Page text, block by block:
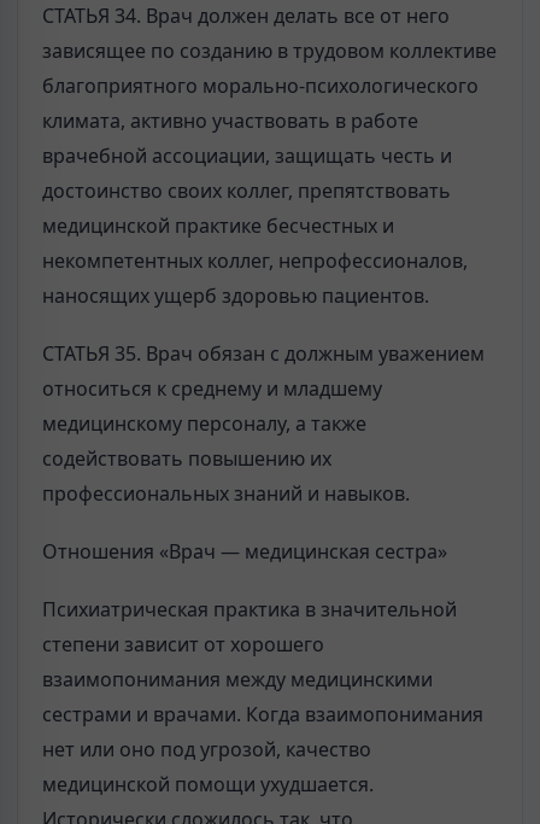
СТАТЬЯ 34. Врач должен делать все от него
зависящее по созданию в трудовом коллективе
благоприятного морально-психологического
климата, активно участвовать в работе
врачебной ассоциации, защищать честь и
достоинство своих коллег, препятствовать
медицинской практике бесчестных и
некомпетентных коллег, непрофессионалов,
наносящих ущерб здоровью пациентов.
СТАТЬЯ 35. Врач обязан с должным уважением
относиться к среднему и младшему
медицинскому персоналу, а также
содействовать повышению их
профессиональных знаний и навыков.
Отношения «Врач — медицинская сестра»
Психиатрическая практика в значительной
степени зависит от хорошего
взаимопонимания между медицинскими
сестрами и врачами. Когда взаимопонимания
нет или оно под угрозой, качество
медицинской помощи ухудшается.